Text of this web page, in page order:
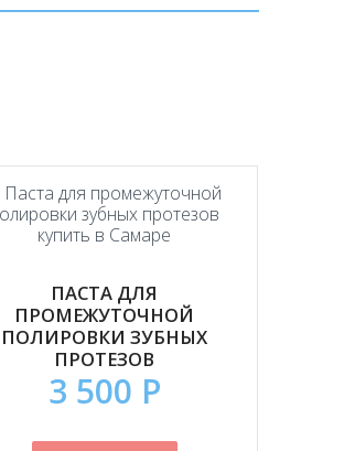
ПАСТА ДЛЯ
ПРОМЕЖУТОЧНОЙ
ПОЛИРОВКИ ЗУБНЫХ
ПРОТЕЗОВ
3 500 Р